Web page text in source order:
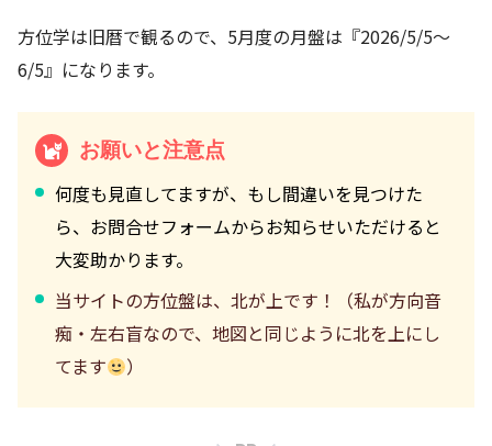
方位学は旧暦で観るので、5月度の月盤は『2026/5/5～
6/5』になります。
お願いと注意点
何度も見直してますが、もし間違いを見つけた
ら、お問合せフォームからお知らせいただけると
大変助かります。
当サイトの方位盤は、北が上です！（私が方向音
痴・左右盲なので、地図と同じように北を上にし
てます
）